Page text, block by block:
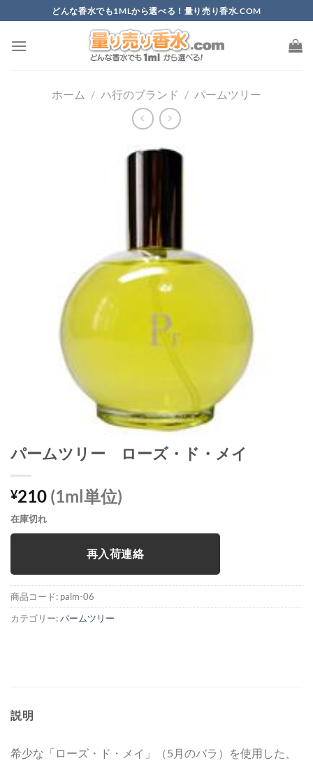
to
content
どんな香水でも1MLから選べる！量り売り香水.COM
ホーム / ハ行のブランド / パームツリー
パームツリー ローズ・ド・メイ
¥210 (1ml単位)
在庫切れ
再入荷連絡
商品コード: palm-06
カテゴリー:パームツリー
説明
希少な「ローズ・ド・メイ」（5月のバラ）を使用した、